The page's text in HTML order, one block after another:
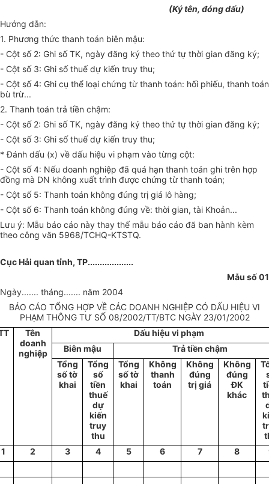
(Ký tên, đóng dấu)
Hướng dẫn:
1. Phương thức thanh toán biên mậu:
- Cột số 2: Ghi số TK, ngày đăng ký theo thứ tự thời gian đăng ký;
- Cột số 3: Ghi số thuế dự kiến truy thu;
- Cột số 4: Ghi cụ thể loại chứng từ thanh toán: hối phiếu, thanh toán
bù trừ...
2. Thanh toán trả tiền chậm:
- Cột số 2: Ghi số TK, ngày đăng ký theo thứ tự thời gian đăng ký;
- Cột số 3: Ghi số thuế dự kiến truy thu;
* Đánh dấu (x) về dấu hiệu vi phạm vào từng cột:
- Cột số 4: Nếu doanh nghiệp đã quá hạn thanh toán ghi trên hợp
đồng mà DN không xuất trình được chứng từ thanh toán;
- Cột số 5: Thanh toán không đúng trị giá lô hàng;
- Cột số 6: Thanh toán không đúng về: thời gian, tài Khoản...
Lưu ý: Mẫu báo cáo này thay thế mẫu báo cáo đã ban hành kèm
theo công văn 5968/TCHQ-KTSTQ.
Cục Hải quan tỉnh, TP...................
Mẫu số 01
Ngày....... tháng....... năm 2004
BÁO CÁO TỔNG HỢP VỀ CÁC DOANH NGHIỆP CÓ DẤU HIỆU VI
PHẠM THÔNG TƯ SỐ 08/2002/TT/BTC NGÀY 23/01/2002
Tên
doanh
nghiệp
Dấu hiệu vi phạm
Biên mậu
Trả tiền chậm
Tổng
số tờ
khai
Tổng
số
tiền
thuế
dự
kiến
truy
thu
Tổng
số tờ
khai
Không
thanh
toán
Không
đúng
trị giá
Không
đúng
ĐK
khác
1
2 3 4 5 6 7 8